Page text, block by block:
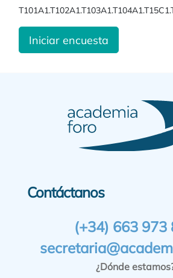
Iniciar encuesta
Contáctanos
(+34) 663 973
¿Dónde